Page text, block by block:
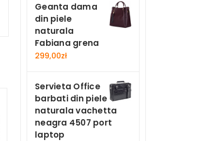
Geanta dama
din piele
naturala
Fabiana grena
299,00zł
Servieta Office
barbati din piele
naturala vachetta
neagra 4507 port
laptop